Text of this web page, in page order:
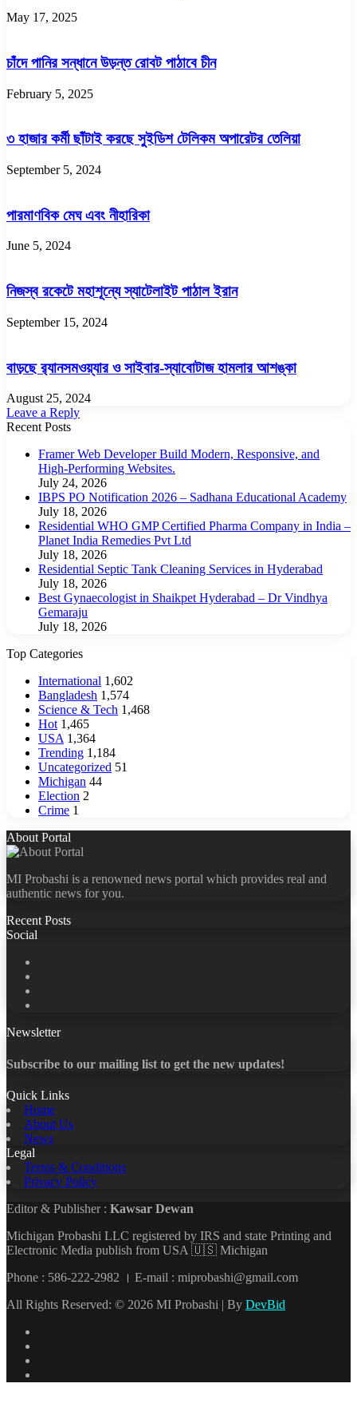
May 17, 2025
চাঁদে পানির সন্ধানে উড়ন্ত রোবট পাঠাবে চীন
February 5, 2025
৩ হাজার কর্মী ছাঁটাই করছে সুইডিশ টেলিকম অপারেটর তেলিয়া
September 5, 2024
পারমাণবিক মেঘ এবং নীহারিকা
June 5, 2024
নিজস্ব রকেটে মহাশূন্যে স্যাটেলাইট পাঠাল ইরান
September 15, 2024
বাড়ছে র‌্যানসমওয়্যার ও সাইবার-স্যাবোটাজ হামলার আশঙ্কা
August 25, 2024
Leave a Reply
Recent Posts
Framer Web Developer Build Modern, Responsive, and
High-Performing Websites.
July 24, 2026
IBPS PO Notification 2026 – Sadhana Educational Academy
July 18, 2026
Residential WHO GMP Certified Pharma Company in India –
Planet India Remedies Pvt Ltd
July 18, 2026
Residential Septic Tank Cleaning Services in Hyderabad
July 18, 2026
Best Gynaecologist in Shaikpet Hyderabad – Dr Vindhya
Gemaraju
July 18, 2026
Top Categories
International 1,602
Bangladesh 1,574
Science & Tech 1,468
Hot 1,465
USA 1,364
Trending 1,184
Uncategorized 51
Michigan 44
Election 2
Crime 1
About Portal
MI Probashi is a renowned news portal which provides real and
authentic news for you.
Recent Posts
Social
Newsletter
Subscribe to our mailing list to get the new updates!
Quick Links
Home
About Us
News
Legal
Terms & Conditions
Privacy Policy
Editor & Publisher : Kawsar Dewan
Michigan Probashi LLC registered by IRS and state Printing and
Electronic Media publish from USA 🇺🇸 Michigan
Phone : 586-222-2982 । E-mail : miprobashi@gmail.com
All Rights Reserved: © 2026 MI Probashi | By DevBid